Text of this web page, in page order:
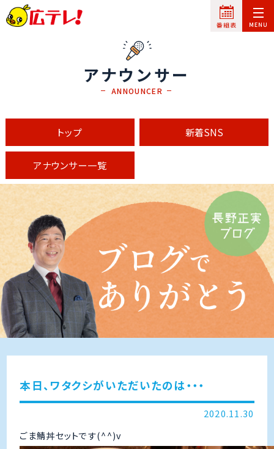
アナウンサー
ANNOUNCER
トップ 新着SNS
アナウンサー一覧
本日、ワタクシがいただいたのは・・・
2020.11.30
ごま鯖丼セットです(^^)v